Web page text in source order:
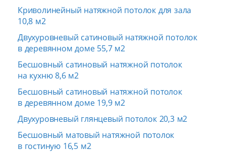
Криволинейный натяжной потолок для зала
10,8 м2
Двухуровневый сатиновый натяжной потолок
в деревянном доме 55,7 м2
Бесшовный сатиновый натяжной потолок
на кухню 8,6 м2
Бесшовный сатиновый натяжной потолок
в деревянном доме 19,9 м2
Двухуровневый глянцевый потолок 20,3 м2
Бесшовный матовый натяжной потолок
в гостиную 16,5 м2